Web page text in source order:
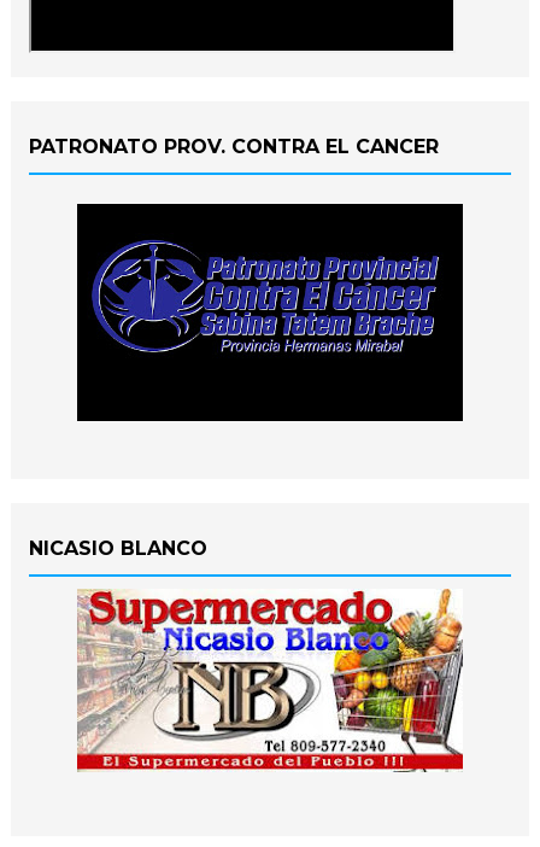
PATRONATO PROV. CONTRA EL CANCER
NICASIO BLANCO